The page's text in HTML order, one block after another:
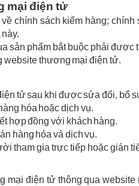
mại điện tử
chính sách kiểm hàng; chính
sản phẩm bắt buộc phải
website thương mại điện tử.
tử sau khi được sửa đổi, bổ
hóa hoặc dịch vụ.
hợp đồng với khách hàng.
hàng hóa và dịch vụ.
tham gia trực tiếp hoặc gián
mại điện tử thông qua